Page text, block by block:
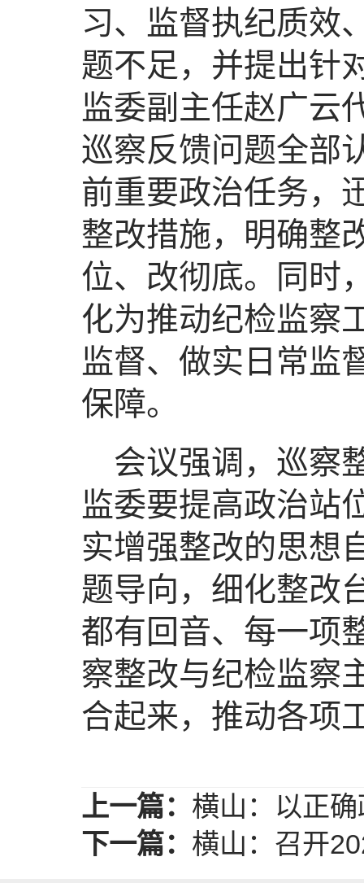
习、监督执纪质效
题不足，并提出针
监委副主任赵广云
巡察反馈问题全部
前重要政治任务，
整改措施，明确整
位、改彻底。同时
化为推动纪检监察
监督、做实日常监
保障。
会议强调，巡察
监委要提高政治站
实增强整改的思想
题导向，细化整改
都有回音、每一项
察整改与纪检监察
合起来，推动各项
上一篇： 横山：以正
下一篇： 横山：召开